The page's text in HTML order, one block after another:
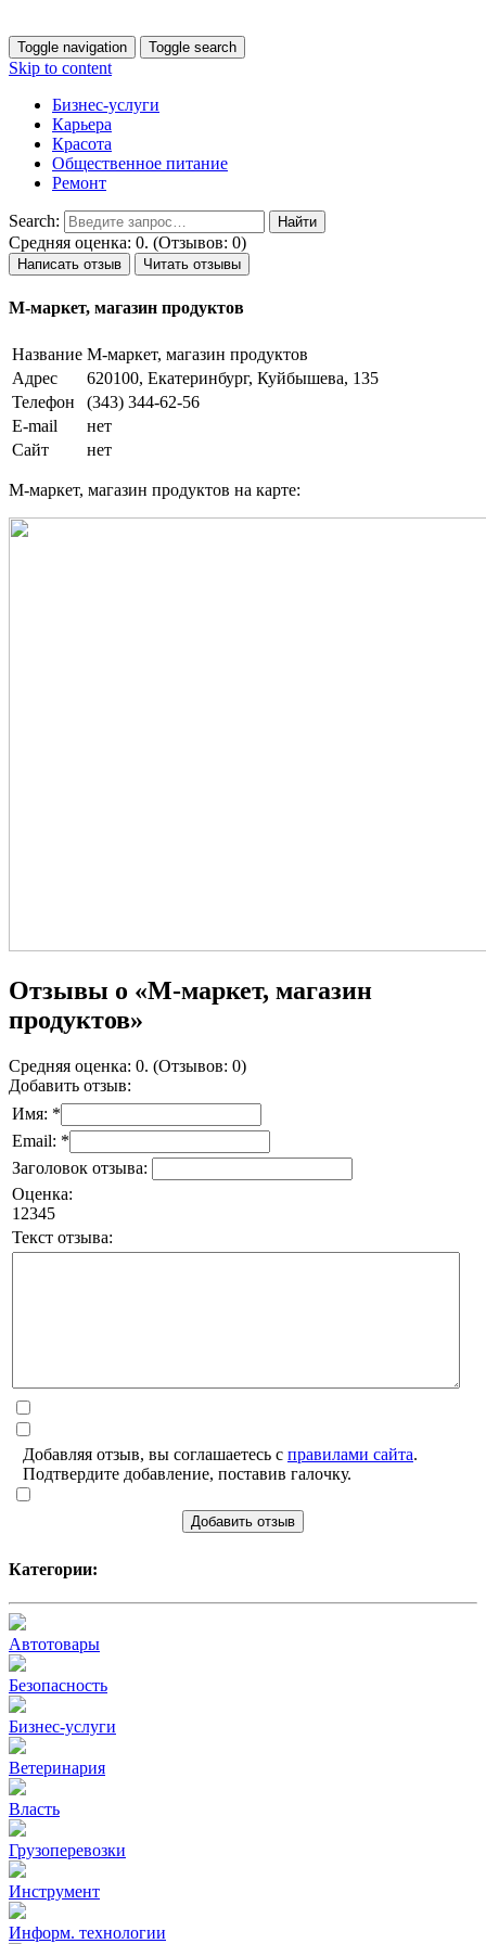
Toggle navigation Toggle search
Skip to content
Бизнес-услуги
Карьера
Красота
Общественное питание
Ремонт
Search:
Средняя оценка: 0. (Отзывов: 0)
Написать отзыв Читать отзывы
М-маркет, магазин продуктов
Название М-маркет, магазин продуктов
Адрес
620100, Екатеринбург, Куйбышева, 135
Телефон
(343) 344-62-56
E-mail
нет
Сайт
нет
М-маркет, магазин продуктов на карте:
Отзывы о «М-маркет, магазин
продуктов»
Средняя оценка: 0. (Отзывов: 0)
Добавить отзыв:
Имя: *
Email: *
Заголовок отзыва:
Оценка:
1 2345
Текст отзыва:
Добавляя отзыв, вы соглашаетесь с правилами сайта.
Подтвердите добавление, поставив галочку.
Добавить отзыв
Категории:
Автотовары
Безопасность
Бизнес-услуги
Ветеринария
Власть
Грузоперевозки
Инструмент
Информ. технологии